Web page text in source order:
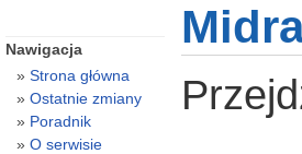
Nawigacja
Strona główna
Ostatnie zmiany
Poradnik
O serwisie